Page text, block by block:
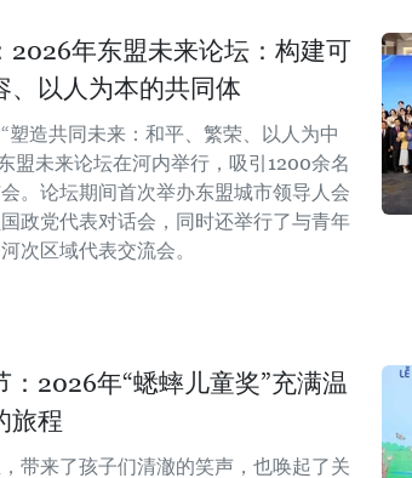
2026年东盟未来论坛：构建可
、以人为本的共同体
塑造共同未来：和平、繁荣、以人为中
盟未来论坛在河内举行，吸引1200余名
。论坛期间首次举办东盟城市领导人会
政党代表对话会，同时还举行了与青年
次区域代表交流会。
：2026年“蟋蟀儿童奖”充满温
旅程
带来了孩子们清澈的笑声，也唤起了关